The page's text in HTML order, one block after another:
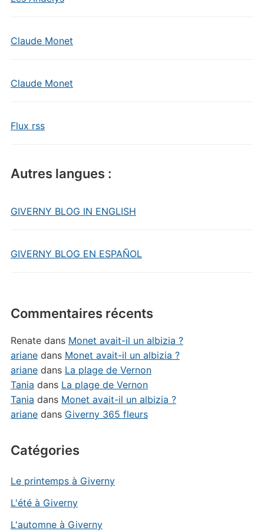
Claude Monet
Claude Monet
Flux rss
Autres langues :
GIVERNY BLOG IN ENGLISH
GIVERNY BLOG EN ESPAÑOL
Commentaires récents
Renatedans Monet avait-il un albizia ?
arianedans Monet avait-il un albizia ?
arianedans La plage de Vernon
Tania dans La plage de Vernon
Tania dans Monet avait-il un albizia ?
arianedans Giverny 365 fleurs
Catégories
Le printemps à Giverny
L'été à Giverny
L'automne à Giverny